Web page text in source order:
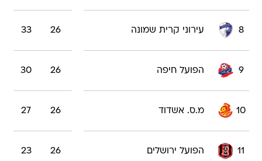
8 עירוני קרית שמונה 26
33
9 הפועל חיפה 26
30
10 מ.ס. אשדוד 26
27
11 הפועל ירושלים 26
23